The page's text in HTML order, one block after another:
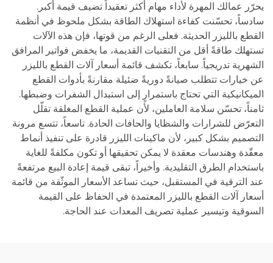
يحرّر عمالك المهرة لأداء مهام أكثر تعقيداً تضيف قيمة أكبر.
سادساً، تحسّنت كفاءة استهلاك الطاقة بشكل ملحوظ في أنظمة
القطع بالليزر الحديثة. فعلى الرغم من قوتها، فإن هذه الآلات
تستهلك طاقةً أقل من التقنيات القديمة، ما يخفض فواتير المرافق
الشهرية تدريجياً. سابعاً، تكشف قائمة أسعار آلات القطع بالليزر
عن خيارات تتطلب صيانةً دوريةً ضئيلة مقارنةً بأدوات القطع
الميكانيكية التي تحتاج باستمرارٍ إلى استبدال الشفرات وضبطها.
ثامناً، تحسّن سلامة العاملين، لأن عملية القطع المغلقة تقلّل
التعرّض للشرارات والشظايا والحافات الحادة. تاسعاً، تتسع مرونة
التصميم بشكل كبير، لأن ماكينات الليزر قادرة على تنفيذ أنماط
معقّدة وهندسات معقدة لا يمكن تحقيقها أو تكون مكلفةً للغاية
باستخدام الطرق التقليدية. وأخيراً، تبقى قيمة إعادة البيع مرتفعةً
عند الترقية في المستقبل، حيث تساعد الأسعار الموثّقة من قائمة
أسعار آلات القطع بالليزر المعتمدة في الحفاظ على القيمة
السوقية وتيسير عملية تصريف المعدات عند الحاجة.